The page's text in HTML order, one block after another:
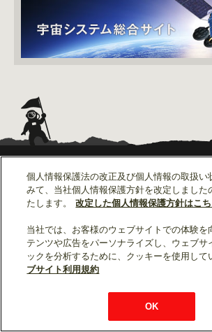
お問い合わせ
個人情報保護法の改正及び個人情報の取扱い
みて、当社個人情報保護方針を改定しました
たします。
改定した個人情報保護方針はこ
当社では、お客様のウェブサイトでの体験を
テンツや広告をパーソナライズし、ウェブサ
ックを分析するために、クッキーを使用して
ブサイト利用規約
OK